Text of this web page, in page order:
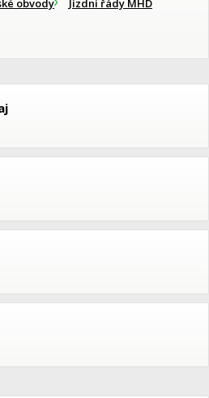
obvody Jízdní řády MHD